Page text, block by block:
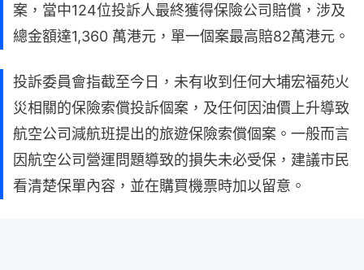
案，當中124位投訴人最終獲得保險公司賠償，涉及
總金額達1,360 萬港元，單一個案最高賠82萬港元。
投訴委員會指截至今日，未有收到任何大埔宏福苑火
災相關的保險索償投訴個案，及任何因油價上升導致
航空公司減航班提出的旅遊保險索償個案。一般而言
因航空公司營運問題導致的損失未必受保，建議市民
看清楚保單內容，並在購買機票時加以留意。